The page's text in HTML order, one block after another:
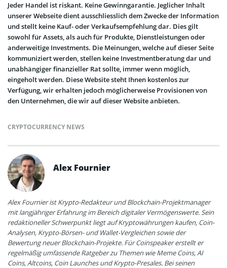
Jeder Handel ist riskant. Keine Gewinngarantie. Jeglicher Inhalt
unserer Webseite dient ausschliesslich dem Zwecke der Information
und stellt keine Kauf- oder Verkaufsempfehlung dar. Dies gilt
sowohl für Assets, als auch für Produkte, Dienstleistungen oder
anderweitige Investments. Die Meinungen, welche auf dieser Seite
kommuniziert werden, stellen keine Investmentberatung dar und
unabhängiger finanzieller Rat sollte, immer wenn möglich,
eingeholt werden. Diese Website steht Ihnen kostenlos zur
Verfügung, wir erhalten jedoch möglicherweise Provisionen von
den Unternehmen, die wir auf dieser Website anbieten.
CRYPTOCURRENCY NEWS
Alex Fournier
Alex Fournier ist Krypto-Redakteur und Blockchain-Projektmanager
mit langjähriger Erfahrung im Bereich digitaler Vermögenswerte. Sein
redaktioneller Schwerpunkt liegt auf Kryptowährungen kaufen, Coin-
Analysen, Krypto-Börsen- und Wallet-Vergleichen sowie der
Bewertung neuer Blockchain-Projekte. Für Coinspeaker erstellt er
regelmäßig umfassende Ratgeber zu Themen wie Meme Coins, AI
Coins, Altcoins, Coin Launches und Krypto-Presales. Bei seinen